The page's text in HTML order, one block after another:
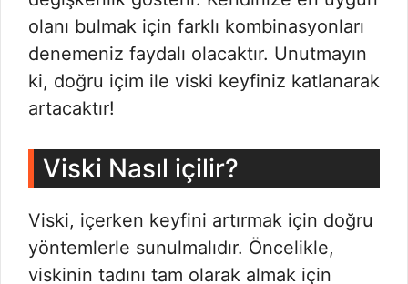
olanı bulmak için farklı kombinasyonları
denemeniz faydalı olacaktır. Unutmayın
ki, doğru içim ile viski keyfiniz katlanarak
artacaktır!
Viski Nasıl içilir?
Viski, içerken keyfini artırmak için doğru
yöntemlerle sunulmalıdır. Öncelikle,
viskinin tadını tam olarak almak için